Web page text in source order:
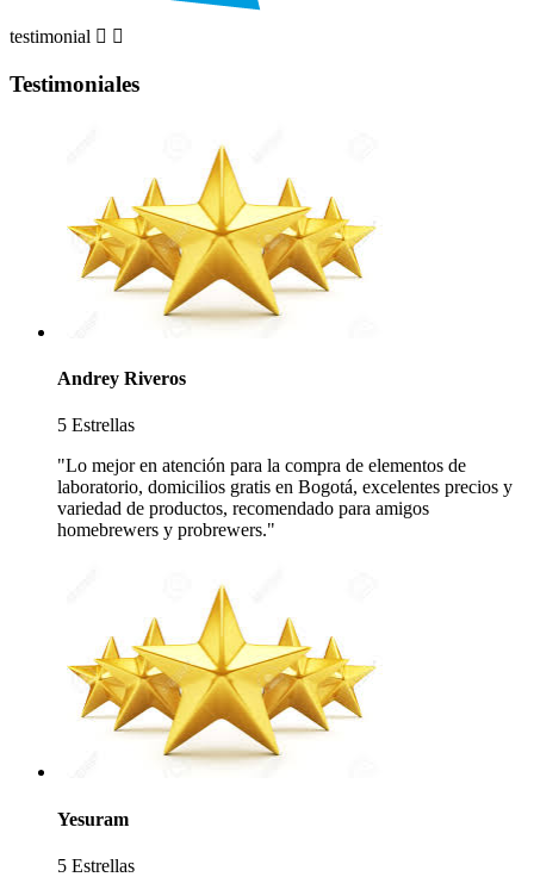
testimonial  
Testimoniales
Andrey Riveros
5 Estrellas
"Lo mejor en atención para la compra de elementos de
laboratorio, domicilios gratis en Bogotá, excelentes precios y
variedad de productos, recomendado para amigos
homebrewers y probrewers."
Yesuram
5 Estrellas